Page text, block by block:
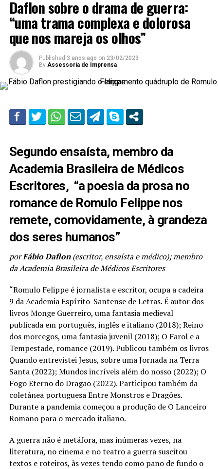
Daflon sobre o drama de guerra:
“uma trama complexa e dolorosa
que nos mareja os olhos”
Published 3 anos ago on 23/02/2023
By Assessoria de Imprensa
Segundo ensaísta, membro da
Academia Brasileira de Médicos
Escritores, “a poesia da prosa no
romance de Romulo Felippe nos
remete, comovidamente, à grandeza
dos seres humanos”
porFábio Daflon(escritor, ensaísta e médico); membro
da Academia Brasileira de Médicos Escritores
“Romulo Felippe é jornalista e escritor, ocupa a cadeira
9 da Academia Espírito-Santense de Letras. É autor dos
livros Monge Guerreiro, uma fantasia medieval
publicada em português, inglês e italiano (2018); Reino
dos morcegos, uma fantasia juvenil (2018); O Farol e a
Tempestade, romance (2019). Publicou também os livros
Quando entrevistei Jesus, sobre uma Jornada na Terra
Santa (2022); Mundos incríveis além do nosso (2022); O
Fogo Eterno do Dragão (2022). Participou também da
coletânea portuguesa Entre Monstros e Dragões.
Durante a pandemia começou a produção de O Lanceiro
Romano para o mercado italiano.
A guerra não é metáfora, mas inúmeras vezes, na
literatura, no cinema e no teatro a guerra suscitou
textos e roteiros, às vezes tendo como pano de fundo o